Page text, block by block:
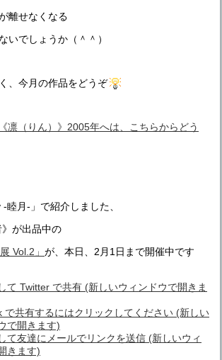
離せなくなる
いでしょうか（＾＾）
、今月の作品をどうぞ
凛（りん）》2005年へは、こちらからどう
睦月-」で紹介しました、
》が出品中の
Vol.2」 が、本日、2月1日まで開催中です
て Twitter で共有 (新しいウィンドウで開きま
で共有するにはクリックしてください (新しい
で開きます)
て友達にメールでリンクを送信 (新しいウィ
きます)